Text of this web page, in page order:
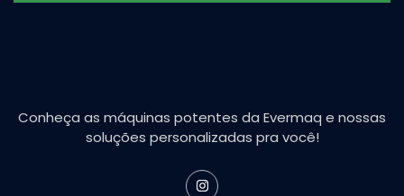
Conheça as máquinas potentes da Evermaq e nossas
soluções personalizadas pra você!